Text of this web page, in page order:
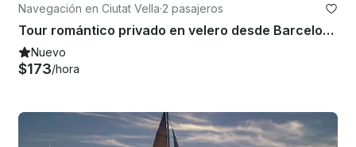
Navegación en Ciutat Vella·2 pasajeros
Tour romántico privado en velero desde Barcelona
Nuevo
$173/hora